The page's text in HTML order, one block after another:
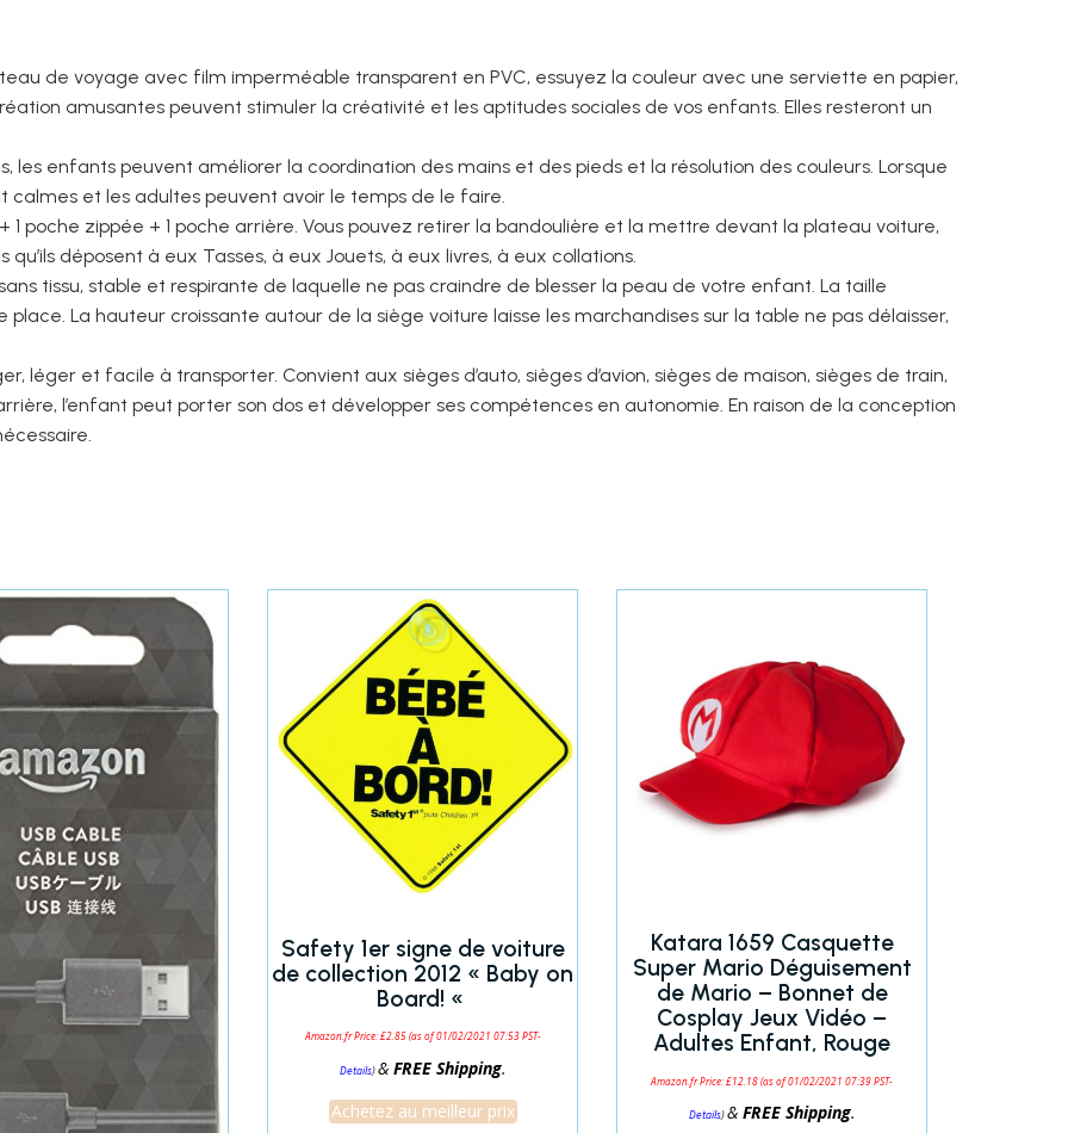
de voyage avec film imperméable transparent en PVC, essuyez la couleur avec une serviette en papier,
amusantes peuvent stimuler la créativité et les aptitudes sociales de vos enfants. Elles resteront un
les enfants peuvent améliorer la coordination des mains et des pieds et la résolution des couleurs. Lorsque
et les adultes peuvent avoir le temps de le faire.
1 poche zippée + 1 poche arrière. Vous pouvez retirer la bandoulière et la mettre devant la plateau voiture,
déposent à eux Tasses, à eux Jouets, à eux livres, à eux collations.
sans tissu, stable et respirante de laquelle ne pas craindre de blesser la peau de votre enfant. La taille
La hauteur croissante autour de la siège voiture laisse les marchandises sur la table ne pas délaisser,
léger et facile à transporter. Convient aux sièges d’auto, sièges d’avion, sièges de maison, sièges de train,
l’enfant peut porter son dos et développer ses compétences en autonomie. En raison de la conception
Safety 1er signe de voiture
de collection 2012 « Baby on
Board! «
Amazon.fr Price:£2.85(as of 01/02/2021 07:53 PST-
Details)& FREE Shipping.
Achetez au meilleur prix
Katara 1659 Casquette
Super Mario Déguisement
de Mario – Bonnet de
Cosplay Jeux Vidéo –
Adultes Enfant, Rouge
Amazon.fr Price:£12.18(as of 01/02/2021 07:39 PST-
Details)& FREE Shipping.